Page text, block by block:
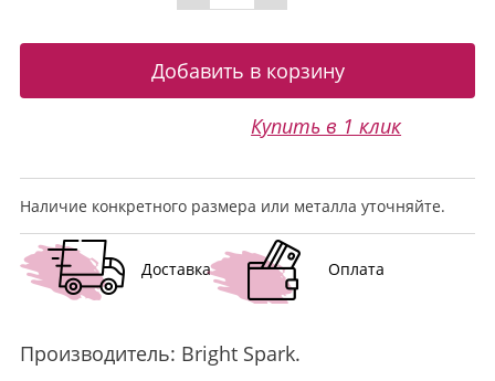
Купить в 1 клик
Наличие конкретного размера или металла уточняйте.
Доставка Оплата
Производитель: Bright Spark.